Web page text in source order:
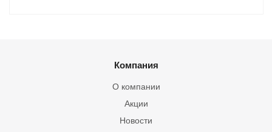
Компания
О компании
Акции
Новости